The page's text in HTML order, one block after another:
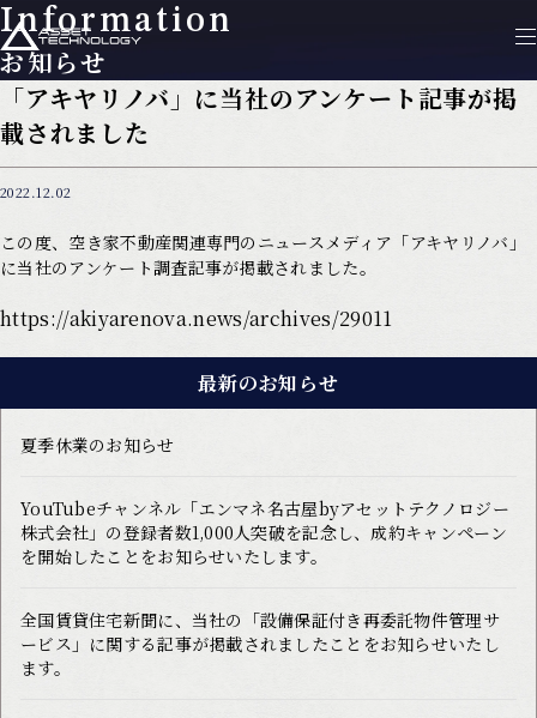
Information
お知らせ
「アキヤリノバ」に当社のアンケート記事が掲
載されました
2022.12.02
この度、空き家不動産関連専門のニュースメディア「アキヤリノバ」
に当社のアンケート調査記事が掲載されました。
https://akiyarenova.news/archives/29011
最新のお知らせ
夏季休業のお知らせ
YouTubeチャンネル「エンマネ名古屋byアセットテクノロジー
株式会社」の登録者数1,000人突破を記念し、成約キャンペーン
を開始したことをお知らせいたします。
全国賃貸住宅新聞に、当社の「設備保証付き再委託物件管理サ
ービス」に関する記事が掲載されましたことをお知らせいたし
ます。